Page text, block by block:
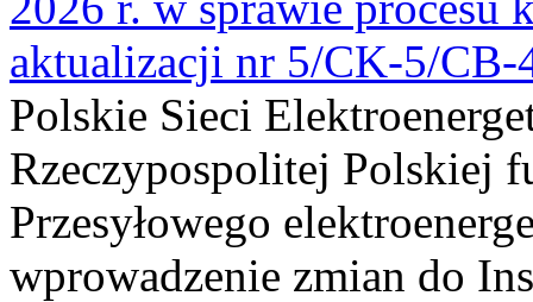
aktualizacji nr 5/CK-5/CB-
Polskie Sieci
Rzeczypospolitej Polskiej
Przesyłowego
wprowadzenie zmian do